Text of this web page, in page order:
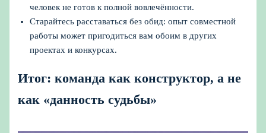
человек не готов к полной вовлечённости.
Старайтесь расставаться без обид: опыт совместной
работы может пригодиться вам обоим в других
проектах и конкурсах.
Итог: команда как конструктор, а не
как «данность судьбы»